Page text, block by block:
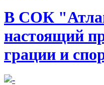
В СОК
настоящий
грации и